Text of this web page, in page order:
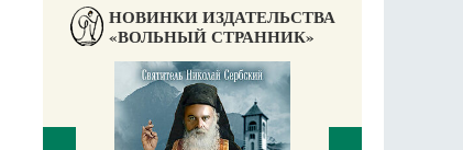
НОВИНКИ ИЗДАТЕЛЬСТВА
«ВОЛЬНЫЙ СТРАННИК»